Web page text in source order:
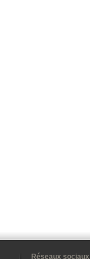
Réseaux sociaux